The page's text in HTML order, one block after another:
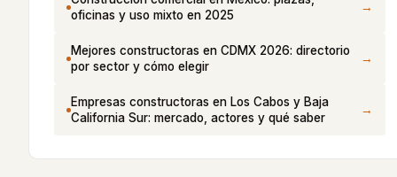
oficinas y uso mixto en 2025
→
Mejores constructoras en CDMX 2026: directorio
por sector y cómo elegir
→
Empresas constructoras en Los Cabos y Baja
California Sur: mercado, actores y qué saber
→